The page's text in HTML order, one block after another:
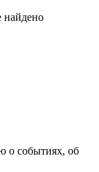
найдено
о событиях, об